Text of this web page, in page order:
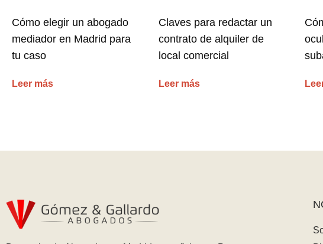
Cómo elegir un abogado
mediador en Madrid para
tu caso
Leer más
Claves para redactar un
contrato de alquiler de
local comercial
Leer más